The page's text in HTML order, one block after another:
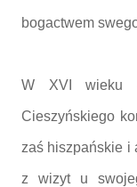
bogactwem
W XVI wieku
Cieszyńskiego
zaś hiszpańskie i
z wizyt u